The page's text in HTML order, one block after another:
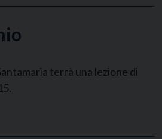
terrà una lezione di